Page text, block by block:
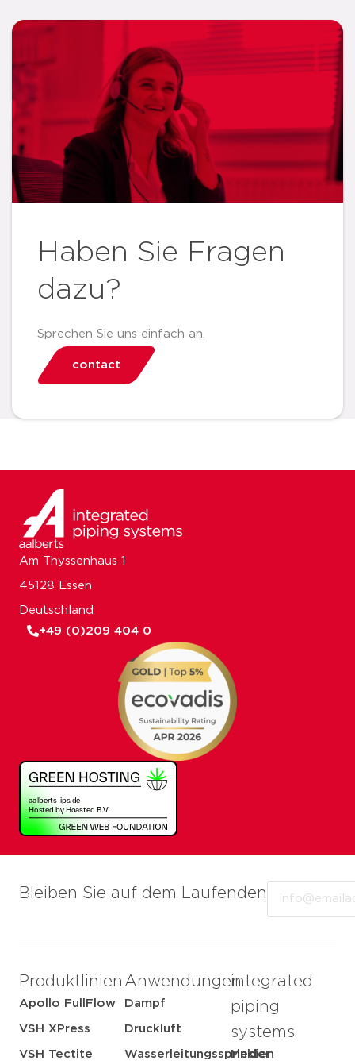
Haben Sie Fragen
dazu?
Sprechen Sie uns einfach an.
contact
Bleiben Sie auf dem Laufenden
Produktlinien
Apollo FullFlow
VSH XPress
VSH Tectite
Anwendungen
Dampf
Druckluft
Wasserleitungssprinkler
integrated
piping
systems
Medien
Am Thyssenhaus 1
45128 Essen
Deutschland
+49 (0)209 404 0